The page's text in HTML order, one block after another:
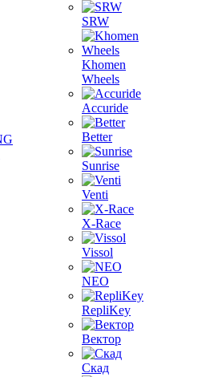
SRW
Khomen
Wheels
Accuride
Better
Sunrise
Venti
X-Race
Vissol
NEO
RepliKey
Вектор
Скад